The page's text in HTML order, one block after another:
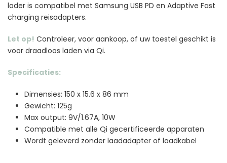
lader is compatibel met Samsung USB PD en Adaptive Fast
charging reisadapters.
Let op! Controleer, voor aankoop, of uw toestel geschikt is
voor draadloos laden via Qi.
Specificaties:
Dimensies: 150 x 15.6 x 86 mm
Gewicht: 125g
Max output: 9V/1.67A, 10W
Compatible met alle Qi gecertificeerde apparaten
Wordt geleverd zonder laadadapter of laadkabel